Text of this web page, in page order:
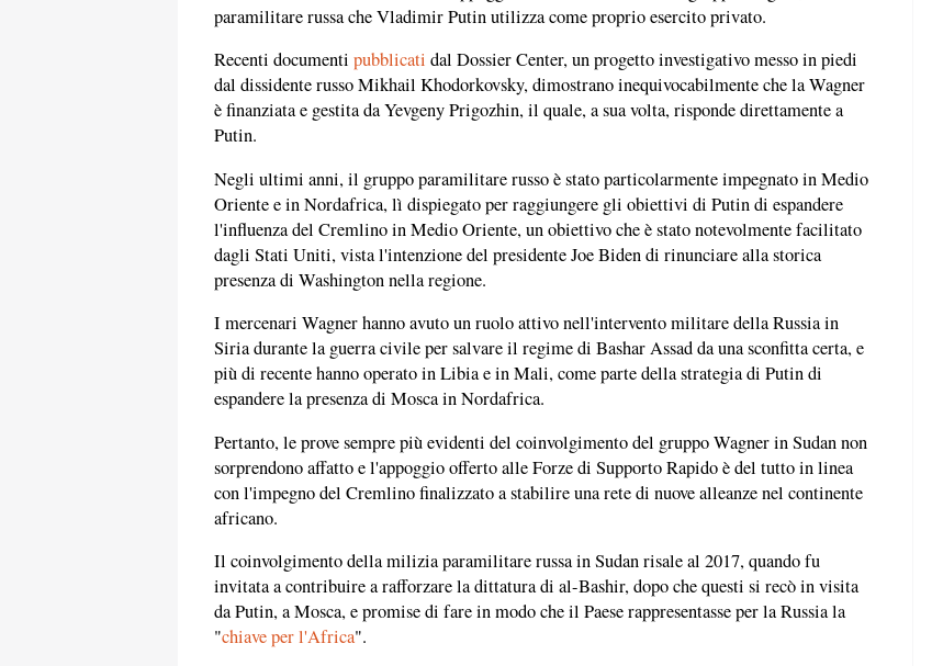
paramilitare russa che Vladimir Putin utilizza come proprio esercito privato.
Recenti documenti pubblicati dal Dossier Center, un progetto investigativo messo in piedi
dal dissidente russo Mikhail Khodorkovsky, dimostrano inequivocabilmente che la Wagner
è finanziata e gestita da Yevgeny Prigozhin, il quale, a sua volta, risponde direttamente a
Putin.
Negli ultimi anni, il gruppo paramilitare russo è stato particolarmente impegnato in Medio
Oriente e in Nordafrica, lì dispiegato per raggiungere gli obiettivi di Putin di espandere
l'influenza del Cremlino in Medio Oriente, un obiettivo che è stato notevolmente facilitato
dagli Stati Uniti, vista l'intenzione del presidente Joe Biden di rinunciare alla storica
presenza di Washington nella regione.
I mercenari Wagner hanno avuto un ruolo attivo nell'intervento militare della Russia in
Siria durante la guerra civile per salvare il regime di Bashar Assad da una sconfitta certa, e
più di recente hanno operato in ​​Libia e in Mali, come parte della strategia di Putin di
espandere la presenza di Mosca in Nordafrica.
Pertanto, le prove sempre più evidenti del coinvolgimento del gruppo Wagner in Sudan non
sorprendono affatto e l'appoggio offerto alle Forze di Supporto Rapido è del tutto in linea
con l'impegno del Cremlino finalizzato a stabilire una rete di nuove alleanze nel continente
africano.
Il coinvolgimento della milizia paramilitare russa in Sudan risale al 2017, quando fu
invitata a contribuire a rafforzare la dittatura di al-Bashir, dopo che questi si recò in visita
da Putin, a Mosca, e promise di fare in modo che il Paese rappresentasse per la Russia la
"chiave per l'Africa".